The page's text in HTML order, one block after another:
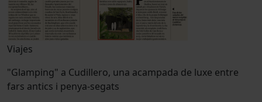
Viajes
"Glamping" a Cudillero, una acampada de luxe entre
fars antics i penya-segats